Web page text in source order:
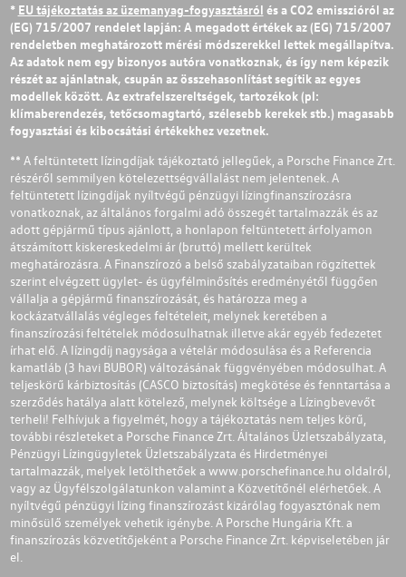
* EU tájékoztatás az üzemanyag-fogyasztásról és a CO2 emisszióról az
(EG) 715/2007 rendelet lapján: A megadott értékek az (EG) 715/2007
rendeletben meghatározott mérési módszerekkel lettek megállapítva.
Az adatok nem egy bizonyos autóra vonatkoznak, és így nem képezik
részét az ajánlatnak, csupán az összehasonlítást segítik az egyes
modellek között. Az extrafelszereltségek, tartozékok (pl:
klímaberendezés, tetőcsomagtartó, szélesebb kerekek stb.) magasabb
fogyasztási és kibocsátási értékekhez vezetnek.
** A feltüntetett lízingdíjak tájékoztató jellegűek, a Porsche Finance Zrt.
részéről semmilyen kötelezettségvállalást nem jelentenek. A
feltüntetett lízingdíjak nyíltvégű pénzügyi lízingfinanszírozásra
vonatkoznak, az általános forgalmi adó összegét tartalmazzák és az
adott gépjármű típus ajánlott, a honlapon feltüntetett árfolyamon
átszámított kiskereskedelmi ár (bruttó) mellett kerültek
meghatározásra. A Finanszírozó a belső szabályzataiban rögzítettek
szerint elvégzett ügylet- és ügyfélminősítés eredményétől függően
vállalja a gépjármű finanszírozását, és határozza meg a
kockázatvállalás végleges feltételeit, melynek keretében a
finanszírozási feltételek módosulhatnak illetve akár egyéb fedezetet
írhat elő. A lízingdíj nagysága a vételár módosulása és a Referencia
kamatláb (3 havi BUBOR) változásának függvényében módosulhat. A
teljeskörű kárbiztosítás (CASCO biztosítás) megkötése és fenntartása a
szerződés hatálya alatt kötelező, melynek költsége a Lízingbevevőt
terheli! Felhívjuk a figyelmét, hogy a tájékoztatás nem teljes körű,
további részleteket a Porsche Finance Zrt. Általános Üzletszabályzata,
Pénzügyi Lízingügyletek Üzletszabályzata és Hirdetményei
tartalmazzák, melyek letölthetőek a www.porschefinance.hu oldalról,
vagy az Ügyfélszolgálatunkon valamint a Közvetítőnél elérhetőek. A
nyíltvégű pénzügyi lízing finanszírozást kizárólag fogyasztónak nem
minősülő személyek vehetik igénybe. A Porsche Hungária Kft. a
finanszírozás közvetítőjeként a Porsche Finance Zrt. képviseletében jár
el.